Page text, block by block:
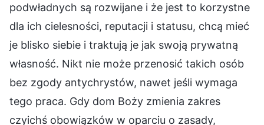
podwładnych są rozwijane i że jest to korzystne
dla ich cielesności, reputacji i statusu, chcą mieć
je blisko siebie i traktują je jak swoją prywatną
własność. Nikt nie może przenosić takich osób
bez zgody antychrystów, nawet jeśli wymaga
tego praca. Gdy dom Boży zmienia zakres
czyichś obowiązków w oparciu o zasady,